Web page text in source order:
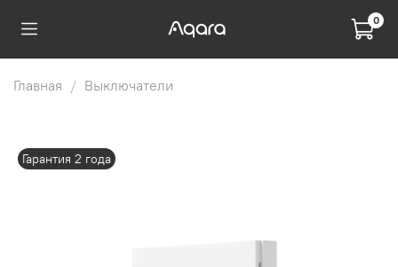
0
Главная Выключатели
Гарантия 2 года